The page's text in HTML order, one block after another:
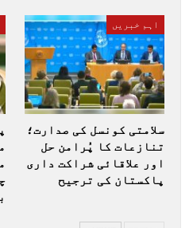
اہم خبریں
سلامتی کونسل کی صدارت؛
تنازعات کا پُرامن حل
اور علاقائی شراکت داری
پاکستان کی ترجیح